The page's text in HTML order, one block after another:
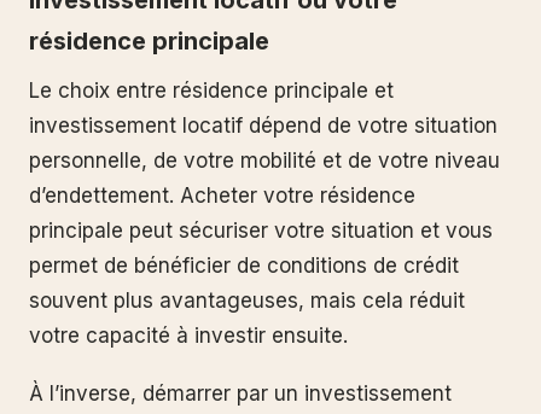
résidence principale
Le choix entre résidence principale et
investissement locatif dépend de votre situation
personnelle, de votre mobilité et de votre niveau
d’endettement. Acheter votre résidence
principale peut sécuriser votre situation et vous
permet de bénéficier de conditions de crédit
souvent plus avantageuses, mais cela réduit
votre capacité à investir ensuite.
À l’inverse, démarrer par un investissement